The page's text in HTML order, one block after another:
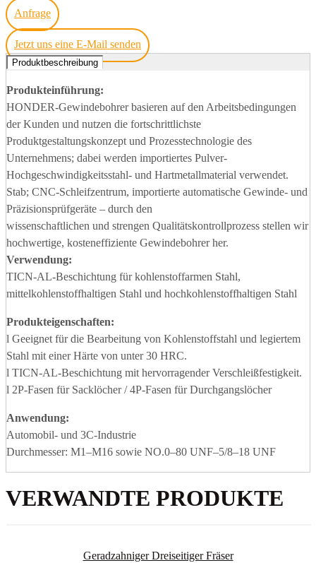
Anfrage
Jetzt uns eine E-Mail senden
Produktbeschreibung
Produkteinführung:
HONDER-Gewindebohrer basieren auf den Arbeitsbedingungen
der Kunden und nutzen die fortschrittlichste
Produktgestaltungskonzept und Prozesstechnologie des
Unternehmens; dabei werden importiertes Pulver-
Hochgeschwindigkeitsstahl- und Hartmetallmaterial verwendet.
Stab; CNC-Schleifzentrum, importierte automatische Gewinde- und
Präzisionsprüfgeräte – durch den
wissenschaftlichen und strengen Qualitätskontrollprozess stellen wir
hochwertige, kosteneffiziente Gewindebohrer her.
Verwendung:
TICN-AL-Beschichtung für kohlenstoffarmen Stahl,
mittelkohlenstoffhaltigen Stahl und hochkohlenstoffhaltigen Stahl
Produkteigenschaften:
l Geeignet für die Bearbeitung von Kohlenstoffstahl und legiertem
Stahl mit einer Härte von unter 30 HRC.
l TICN-AL-Beschichtung mit hervorragender Verschleißfestigkeit.
l 2P-Fasen für Sacklöcher / 4P-Fasen für Durchgangslöcher
Anwendung:
Automobil- und 3C-Industrie
Durchmesser: M1–M16 sowie NO.0–80 UNF–5/8–18 UNF
VERWANDTE PRODUKTE
Geradzahniger Dreiseitiger Fräser